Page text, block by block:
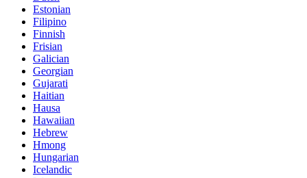
Estonian
Filipino
Finnish
Frisian
Galician
Georgian
Gujarati
Haitian
Hausa
Hawaiian
Hebrew
Hmong
Hungarian
Icelandic